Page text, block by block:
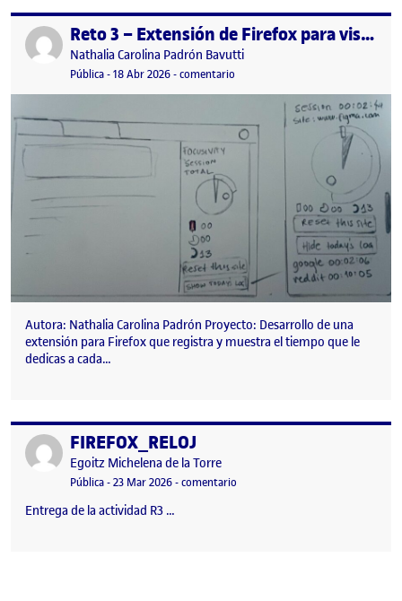
Publicado por Reto 3 – Extensión de Firefox para visualización de tiempo en sitios web
Publicado por
Nathalia Carolina Padrón Bavutti
Visibilidad:
Pública-Fecha de publicación
18 Abr 2026-comentario
Autora: Nathalia Carolina Padrón Proyecto: Desarrollo de una
extensión para Firefox que registra y muestra el tiempo que le
dedicas a cada…
Publicado porFIREFOX_RELOJ
Publicado por
Egoitz Michelena de la Torre
Visibilidad:
Pública-Fecha de publicación
23 Mar 2026-comentario
Entrega de la actividad R3 …